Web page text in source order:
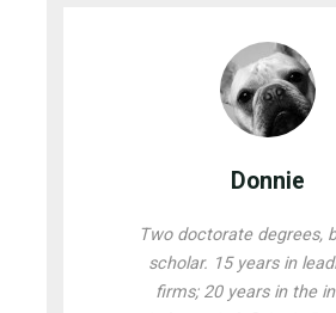
Donnie
Two doctorate degrees,
scholar. 15 years in
firms; 20 years in the